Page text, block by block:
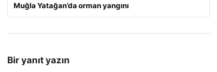
Muğla Yatağan’da orman yangını
Bir yanıt yazın